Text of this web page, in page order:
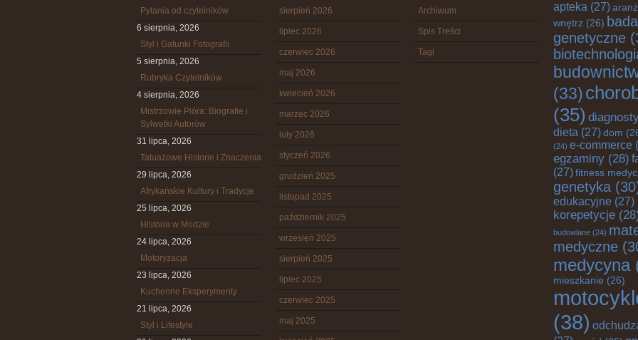
Pytania od czytelników
6 sierpnia, 2026
Styl i Gatunki Fotografii
5 sierpnia, 2026
Rubryka Czytelników
4 sierpnia, 2026
Mistrzowie Pióra: Biografie i
Sylwetki Autorów
31 lipca, 2026
Tatuażowe Historie i Znaczenia
29 lipca, 2026
Afrykańskie Kultury i Tradycje
25 lipca, 2026
Historia w Modzie
24 lipca, 2026
Motoryzacja
23 lipca, 2026
Kuchenne Eksperymenty
21 lipca, 2026
Styl i Lifestyle
sierpień 2026
lipiec 2026
czerwiec 2026
maj 2026
kwiecień 2026
marzec 2026
luty 2026
styczeń 2026
grudzień 2025
listopad 2025
październik 2025
wrzesień 2025
sierpień 2025
lipiec 2025
czerwiec 2025
maj 2025
Archiwum
Spis Treści
Tagi
apteka (27)
wnętrz (26)
genetyczne
(33)
(35)
dieta (27) dom
(24) e-commerce
egzaminy (28)
(27) fitness
genetyka
edukacyjne (27)
korepetycje
budowlane (24)
medyczne
medycyna
mieszkanie (26)
(38)